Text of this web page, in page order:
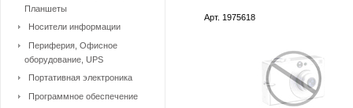
Арт. 1975618
Планшеты
Носители информации
Периферия, Офисное
оборудование, UPS
Портативная электроника
Программное обеспечение